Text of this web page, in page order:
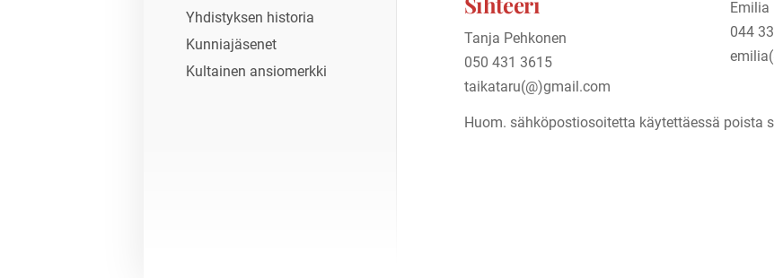
Yhdistyksen historia
Kunniajäsenet
Kultainen ansiomerkki
Tanja Pehkonen
050 431 3615
taikataru(@)gmail.com
Emilia
044
Huom. sähköpostiosoitetta käytettäessä poista